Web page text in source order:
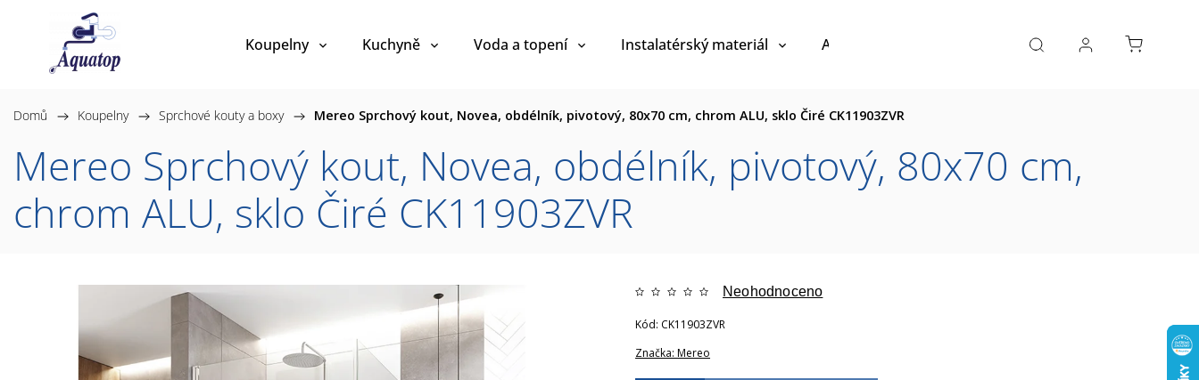
Koupelny Kuchyně Voda a topení Instalatérský materiál Akce a výprodej Návrh koupelny Reference
Domů / Koupelny / Sprchové kouty a boxy / Mereo Sprchový kout, Novea, obdélník, pivotový, 80x70 cm, chrom ALU, sklo Čiré CK11903ZVR
Mereo Sprchový kout, Novea, obdélník, pivotový, 80x70 cm,
chrom ALU, sklo Čiré CK11903ZVR
Značka:Mereo
Neohodnoceno
Kód: CK11903ZVR